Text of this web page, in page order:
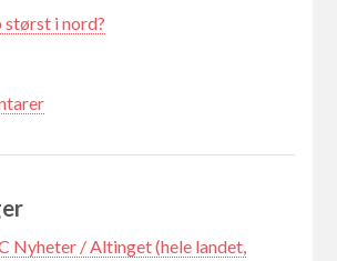
størst i nord?
Nyheter / Altinget (hele landet,